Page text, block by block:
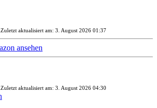
Zuletzt aktualisiert am: 3. August 2026 01:37
ansehen
Zuletzt aktualisiert am: 3. August 2026 04:30